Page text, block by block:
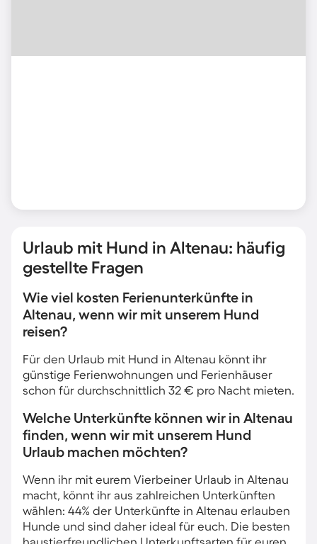
Urlaub mit Hund in Altenau: häufig
gestellte Fragen
Wie viel kosten Ferienunterkünfte in
Altenau, wenn wir mit unserem Hund
reisen?
Für den Urlaub mit Hund in Altenau könnt ihr
günstige Ferienwohnungen und Ferienhäuser
schon für durchschnittlich 32 € pro Nacht mieten.
Welche Unterkünfte können wir in Altenau
finden, wenn wir mit unserem Hund
Urlaub machen möchten?
Wenn ihr mit eurem Vierbeiner Urlaub in Altenau
macht, könnt ihr aus zahlreichen Unterkünften
wählen: 44% der Unterkünfte in Altenau erlauben
Hunde und sind daher ideal für euch. Die besten